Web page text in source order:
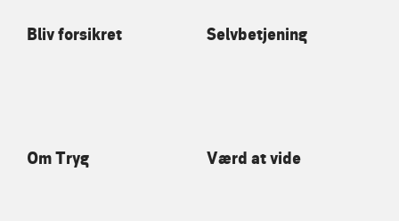
Bliv forsikret Selvbetjening
Om Tryg Værd at vide